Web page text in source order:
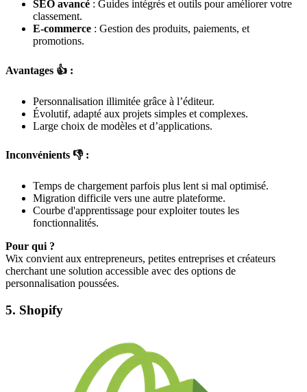
SEO avancé : Guides intégrés et outils pour améliorer votre
classement.
E-commerce : Gestion des produits, paiements, et
promotions.
Avantages 👍 :
Personnalisation illimitée grâce à l’éditeur.
Évolutif, adapté aux projets simples et complexes.
Large choix de modèles et d’applications.
Inconvénients 👎 :
Temps de chargement parfois plus lent si mal optimisé.
Migration difficile vers une autre plateforme.
Courbe d'apprentissage pour exploiter toutes les
fonctionnalités.
Pour qui ?
Wix convient aux entrepreneurs, petites entreprises et créateurs
cherchant une solution accessible avec des options de
personnalisation poussées.
5. Shopify